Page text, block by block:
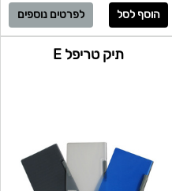
לפרטים נוספים
תיק טריפל E